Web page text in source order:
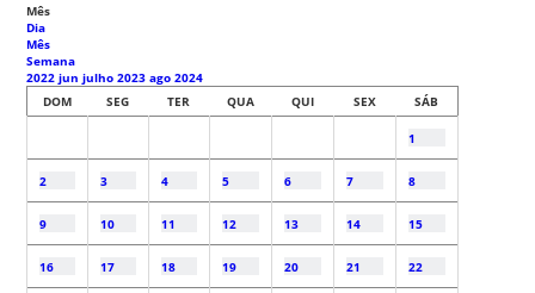
Mês
Dia
Mês
Semana
2022junjulho 2023 ago2024
DOM
SEG TER QUA QUI SEX SÁB
1
2 3 4 5 6 7 8
9 10 11 12 13 14 15
16 17 18 19 20 21 22